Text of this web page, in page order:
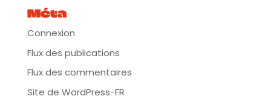
Méta
Connexion
Flux des publications
Flux des commentaires
Site de WordPress-FR